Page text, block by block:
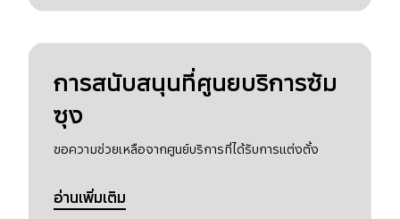
การสนับสนุนที่ศูนยบริการซัม
ซุง
ขอความช่วยเหลือจากศูนย์บริการที่ได้รับการแต่งตั้ง
อ่านเพิ่มเติม